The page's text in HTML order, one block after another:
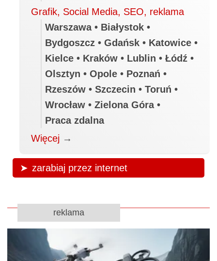
Grafik, Social Media, SEO, reklama
Warszawa • Białystok •
Bydgoszcz • Gdańsk • Katowice •
Kielce • Kraków • Lublin • Łódź •
Olsztyn • Opole • Poznań •
Rzeszów • Szczecin • Toruń •
Wrocław • Zielona Góra •
Praca zdalna
Więcej →
zarabiaj przez internet
reklama